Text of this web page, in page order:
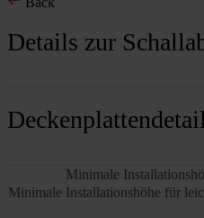
Details zur
Minimale
Minimale Installationshöhe für